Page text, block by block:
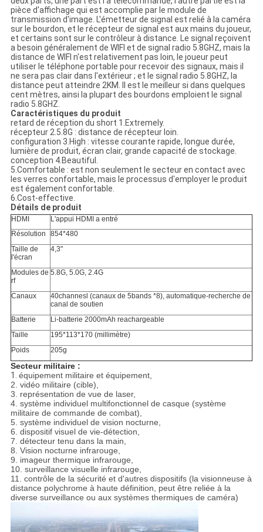
pièce d'affichage qui est accomplie par le module de
transmission d'image. L'émetteur de signal est relié à la caméra
sur le bourdon, et le récepteur de signal est aux mains du joueur,
et certains sont sur le contrôleur à distance. Le signal reçoivent
a besoin généralement de WIFI et de signal radio 5.8GHZ, mais la
distance de WIFI n'est relativement pas loin, le joueur peut
utiliser le téléphone portable pour recevoir des signaux, mais il
ne sera pas clair dans l'extérieur ; et le signal radio 5.8GHZ, la
distance peut atteindre 2KM. Il est le meilleur si dans quelques
cent mètres, ainsi la plupart des bourdons emploient le signal
radio 5.8GHZ.
Caractéristiques du produit
retard de réception du short 1.Extremely.
récepteur 2.5.8G : distance de récepteur loin.
configuration 3.High : vitesse courante rapide, longue durée,
lumière de produit, écran clair, grande capacité de stockage.
conception 4.Beautiful.
5.Comfortable : est non seulement le secteur en contact avec
les verres confortable, mais le processus d'employer le produit
est également confortable.
6.Cost-effective.
Détails de produit
HDMI
L'appui HDMI a entré
Résolution
854*480
Taille de
l'écran
4,3"
Modules de
rf
5.8G, 5.0G, 2.4G
Canaux
40channesl (canaux de 5bands *8), automatique-recherche de
canal de soutien
Batterie
Li-batterie 2000mAh reachargeable
Taille
195*113*170 (millimètre)
Poids
205g
Secteur militaire :
1. équipement militaire et équipement,
2. vidéo militaire (cible),
3. représentation de vue de laser,
4. système individuel multifonctionnel de casque (système
militaire de commande de combat),
5. système individuel de vision nocturne,
6. dispositif visuel de vie-détection,
7. détecteur tenu dans la main,
8. Vision nocturne infrarouge,
9. imageur thermique infrarouge,
10. surveillance visuelle infrarouge,
11. contrôle de la sécurité et d'autres dispositifs (la visionneuse à
distance polychrome à haute définition, peut être reliée à la
diverse surveillance ou aux systèmes thermiques de caméra)